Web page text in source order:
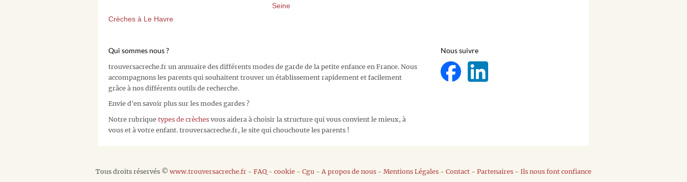
Seine
Crèches à Le Havre
Qui sommes nous ?
trouversacreche.fr un annuaire des différents modes de garde de la petite enfance en France. Nous
accompagnons les parents qui souhaitent trouver un établissement rapidement et facilement
grâce à nos différents outils de recherche.
Envie d'en savoir plus sur les modes gardes ?
Notre rubrique types de crèches vous aidera à choisir la structure qui vous convient le mieux, à
vous et à votre enfant. trouversacreche.fr, le site qui chouchoute les parents !
Nous suivre
Tous droits réservés © www.trouversacreche.fr - FAQ - cookie - Cgu - A propos de nous - Mentions Légales - Contact - Partenaires - Ils nous font confiance